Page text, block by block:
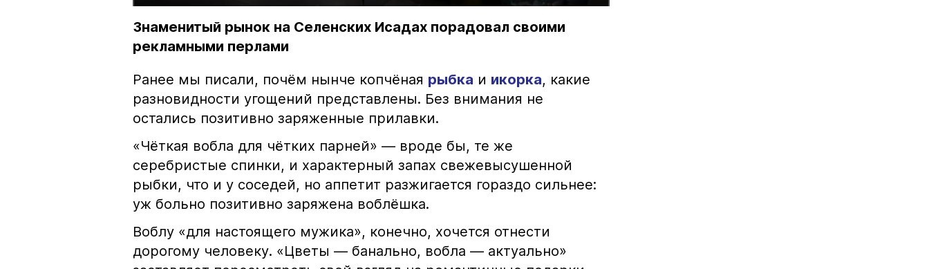
Знаменитый рынок на Селенских Исадах порадовал своими
рекламными перлами
Ранее мы писали, почём нынче копчёная рыбка и икорка, какие
разновидности угощений представлены. Без внимания не
остались позитивно заряженные прилавки.
«Чёткая вобла для чётких парней» — вроде бы, те же
серебристые спинки, и характерный запах свежевысушенной
рыбки, что и у соседей, но аппетит разжигается гораздо сильнее:
уж больно позитивно заряжена воблёшка.
Воблу «для настоящего мужика», конечно, хочется отнести
дорогому человеку. «Цветы — банально, вобла — актуально»